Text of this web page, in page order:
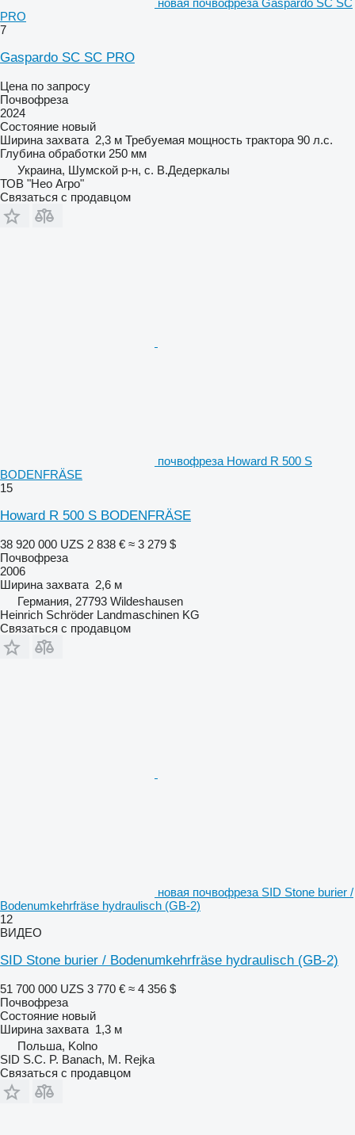
PRO
7
Gaspardo SC SC PRO
Цена по запросу
Почвофреза
2024
Состояние новый
Ширина захвата 2,3 м Требуемая мощность трактора 90 л.с.
Глубина обработки 250 мм
Украина, Шумской р-н, с. В.Дедеркалы
ТОВ "Нео Агро"
Связаться с продавцом
почвофреза Howard R 500 S
BODENFRÄSE
15
Howard R 500 S BODENFRÄSE
38 920 000 UZS 2 838 € ≈ 3 279 $
Почвофреза
2006
Ширина захвата 2,6 м
Германия, 27793 Wildeshausen
Heinrich Schröder Landmaschinen KG
Связаться с продавцом
новая почвофреза SID Stone burier /
Bodenumkehrfräse hydraulisch (GB-2)
12
ВИДЕО
SID Stone burier / Bodenumkehrfräse hydraulisch (GB-2)
51 700 000 UZS 3 770 € ≈ 4 356 $
Почвофреза
Состояние новый
Ширина захвата 1,3 м
Польша, Kolno
SID S.C. P. Banach, M. Rejka
Связаться с продавцом